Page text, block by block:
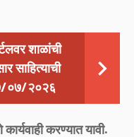
शाळांची
साहित्याची
०७/२०२६
करण्यात यावी.